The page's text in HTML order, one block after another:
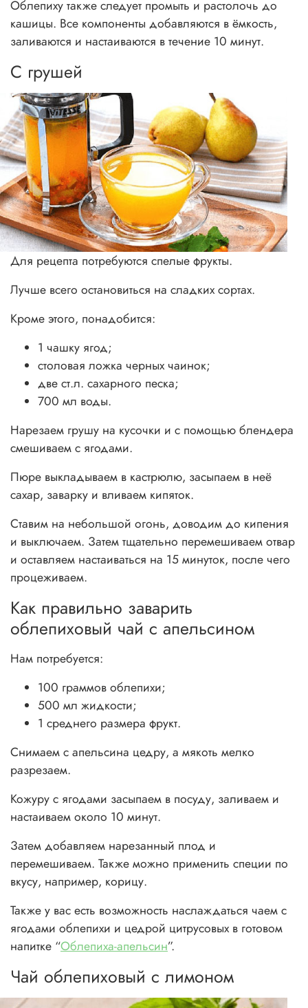
Облепиху также следует промыть и растолочь до
кашицы. Все компоненты добавляются в ёмкость,
заливаются и настаиваются в течение 10 минут.
С грушей
Для рецепта потребуются спелые фрукты.
Лучше всего остановиться на сладких сортах.
Кроме этого, понадобится:
1 чашку ягод;
столовая ложка черных чаинок;
две ст.л. сахарного песка;
700 мл воды.
Нарезаем грушу на кусочки и с помощью блендера
смешиваем с ягодами.
Пюре выкладываем в кастрюлю, засыпаем в неё
сахар, заварку и вливаем кипяток.
Ставим на небольшой огонь, доводим до кипения
и выключаем. Затем тщательно перемешиваем отвар
и оставляем настаиваться на 15 минуток, после чего
процеживаем.
Как правильно заварить
облепиховый чай с апельсином
Нам потребуется:
100 граммов облепихи;
500 мл жидкости;
1 среднего размера фрукт.
Снимаем с апельсина цедру, а мякоть мелко
разрезаем.
Кожуру с ягодами засыпаем в посуду, заливаем и
настаиваем около 10 минут.
Затем добавляем нарезанный плод и
перемешиваем. Также можно применить специи по
вкусу, например, корицу.
Также у вас есть возможность наслаждаться чаем с
ягодами облепихи и цедрой цитрусовых в готовом
напитке “Облепиха-апельсин”.
Чай облепиховый с лимоном